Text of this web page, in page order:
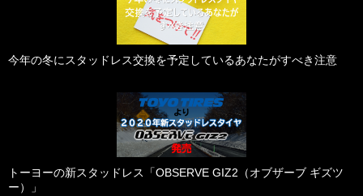
今年の冬にスタッドレス交換を予定しているあなたがすべき注意
トーヨーの新スタッドレス「OBSERVE GIZ2（オブザーブ ギズツ
ー）」